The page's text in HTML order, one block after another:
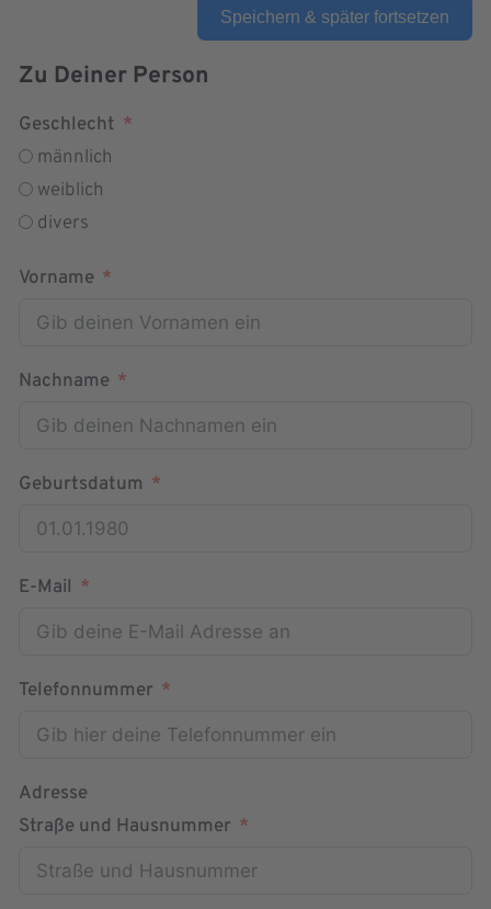
Speichern & später fortsetzen
Zu Deiner Person
Geschlecht
männlich
weiblich
divers
Vorname
Nachname
Geburtsdatum
E-Mail
Telefonnummer
Adresse
Straße und Hausnummer